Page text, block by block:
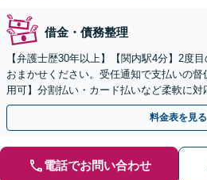
借金・債務整理
【弁護士歴30年以上】【関内駅4分】2度
おまかせください。受任通知で支払いの
用可】分割払い・カード払いなど柔軟に対
【電話／メール／ビデオ面談可】
料金表を見る
電話でお問い合わせ